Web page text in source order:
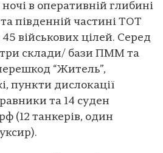
в оперативній глибині
південній частині ТОТ
військових цілей. Серед
склади/ бази ПММ та
“Житель”,
пункти дислокації
та 14 суден
(12 танкерів, один